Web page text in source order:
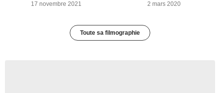
17 novembre 2021 2 mars 2020
Toute sa filmographie